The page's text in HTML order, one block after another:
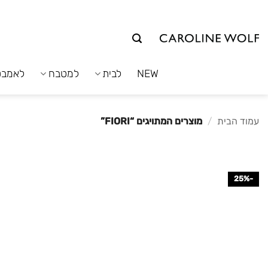
NEW לבית למטבח
עמוד הבית / מוצרים המתויגים “FIORI”
-25%